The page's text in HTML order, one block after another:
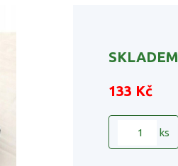
SKLADEM
133 Kč
ks